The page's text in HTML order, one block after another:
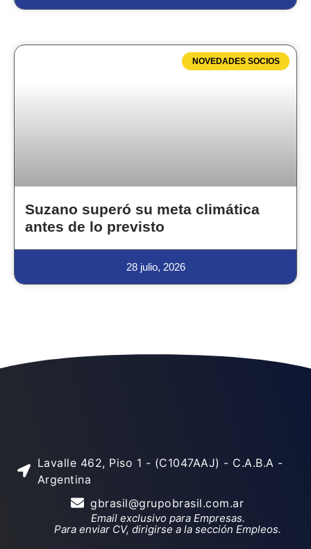
NOVEDADES SOCIOS
Suzano superó su meta climática
antes de lo previsto
28 julio, 2026
Lavalle 462, Piso 1 - (C1047AAJ) - C.A.B.A -
Argentina
gbrasil@grupobrasil.com.ar
Email exclusivo para Empresas.
Para enviar CV, dirigirse a la sección Empleos.